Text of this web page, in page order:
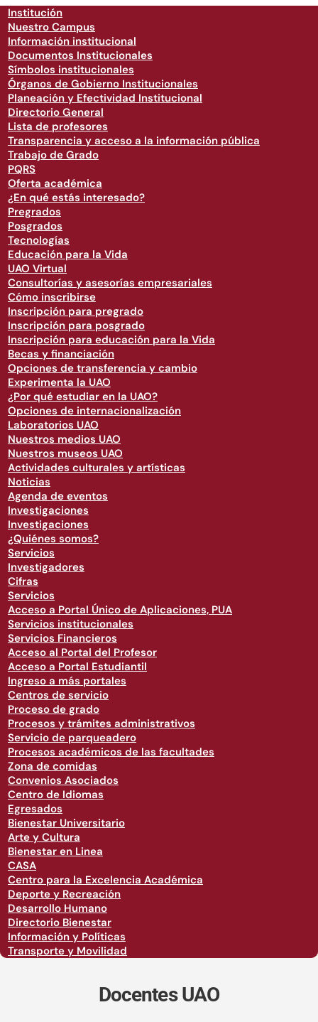
Institución
Nuestro Campus
Información institucional
Documentos Institucionales
Símbolos institucionales
Órganos de Gobierno Institucionales
Planeación y Efectividad Institucional
Directorio General
Lista de profesores
Transparencia y acceso a la información pública
Trabajo de Grado
PQRS
Oferta académica
¿En qué estás interesado?
Pregrados
Posgrados
Tecnologías
Educación para la Vida
UAO Virtual
Consultorías y asesorías empresariales
Cómo inscribirse
Inscripción para pregrado
Inscripción para posgrado
Inscripción para educación para la Vida
Becas y financiación
Opciones de transferencia y cambio
Experimenta la UAO
¿Por qué estudiar en la UAO?
Opciones de internacionalización
Laboratorios UAO
Nuestros medios UAO
Nuestros museos UAO
Actividades culturales y artísticas
Noticias
Agenda de eventos
Investigaciones
Investigaciones
¿Quiénes somos?
Servicios
Investigadores
Cifras
Servicios
Acceso a Portal Único de Aplicaciones, PUA
Servicios institucionales
Servicios Financieros
Acceso al Portal del Profesor
Acceso a Portal Estudiantil
Ingreso a más portales
Centros de servicio
Proceso de grado
Procesos y trámites administrativos
Servicio de parqueadero
Procesos académicos de las facultades
Zona de comidas
Convenios Asociados
Centro de Idiomas
Egresados
Bienestar Universitario
Arte y Cultura
Bienestar en Linea
CASA
Centro para la Excelencia Académica
Deporte y Recreación
Desarrollo Humano
Directorio Bienestar
Información y Políticas
Transporte y Movilidad
Docentes UAO